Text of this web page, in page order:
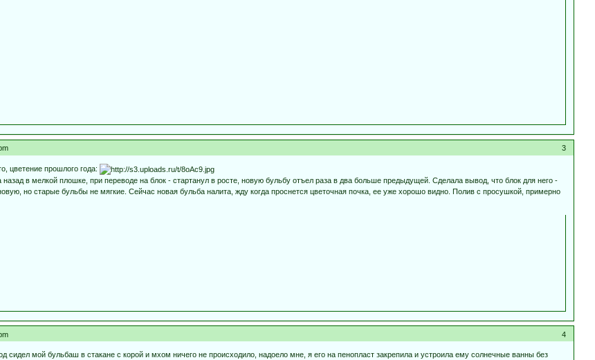
3
цветение прошлого года:
в мелкой плошке, при переводе на блок - стартанул в росте, новую бульбу отъел раза в два больше предыдущей. Сделала вывод, что блок для него -
но старые бульбы не мягкие. Сейчас новая бульба налита, жду когда проснется цветочная почка, ее уже хорошо видно. Полив с просушкой, примерно
4
сидел мой бульбаш в стакане с корой и мхом ничего не происходило, надоело мне, я его на пенопласт закрепила и устроила ему солнечные ванны без